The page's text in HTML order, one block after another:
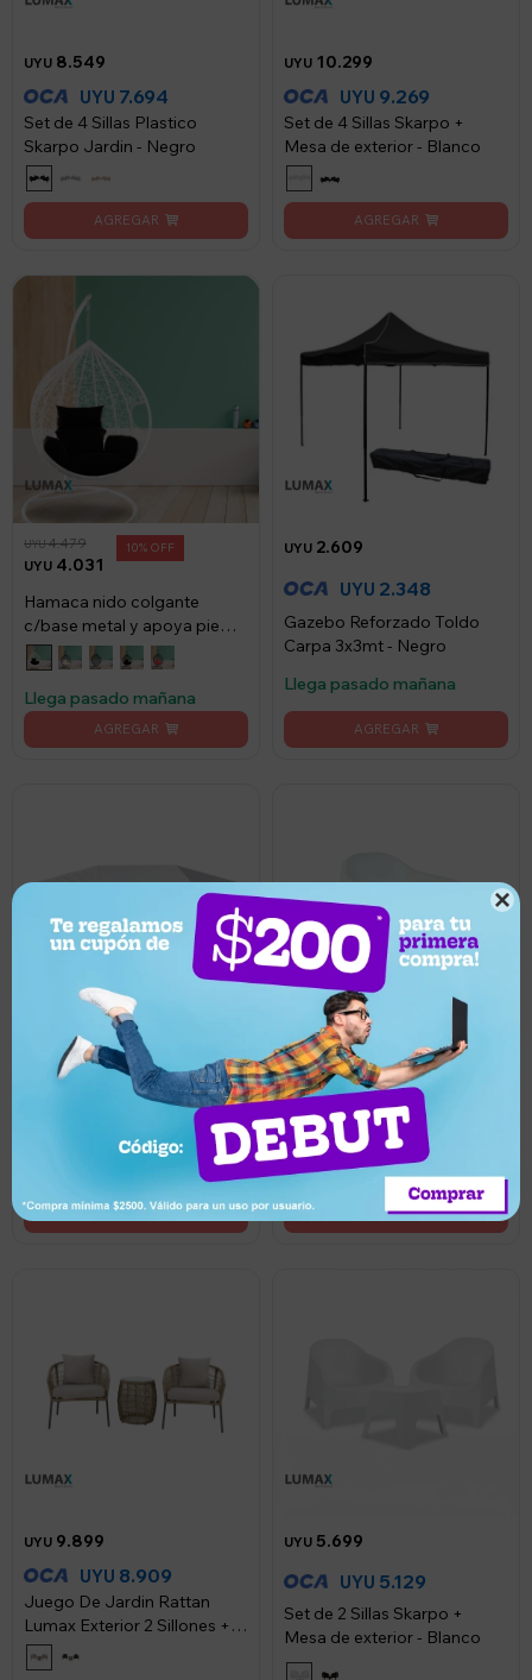

UYU 8.549
UYU 7.694
Set de 4 Sillas Plastico
Skarpo Jardin - Negro
UYU 10.299
UYU 9.269
Set de 4 Sillas Skarpo +
Mesa de exterior - Blanco
UYU 4.031
UYU4.479 10
Hamaca nido colgante
c/base metal y apoya pie
jardín - Blanco/Negro
Llega pasado mañana
UYU 2.609
UYU 2.348
Gazebo Reforzado Toldo
Carpa 3x3mt - Negro
Llega pasado mañana
4.999
4.499
Gazebo estructural liviano
con paredes 6x3 mts -
Llega pasado mañana
UYU 2.519
UYU2.267
Silla Plastico Skarpo Jardin
Liso - Blanco
UYU 9.899
UYU 8.909
Juego De Jardin Rattan
Lumax Exterior 2 Sillones +
Mesa - Beige
UYU 5.699
UYU 5.129
Set de 2 Sillas Skarpo +
Mesa de exterior - Blanco